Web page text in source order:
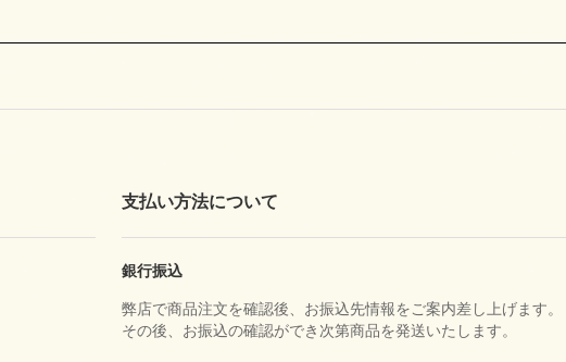
支払い方法について
銀行振込
弊店で商品注文を確認後、お振込先情報をご案内差し上げます。
その後、お振込の確認ができ次第商品を発送いたします。